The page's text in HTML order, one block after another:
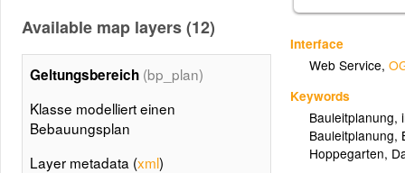
Interface
Web Service,
Keywords
Bauleitplanung,
Bauleitplanung,
Hoppegarten,
Available map layers (12)
Geltungsbereich (bp_plan)
Klasse modelliert einen
Bebauungsplan
Layer metadata (xml)